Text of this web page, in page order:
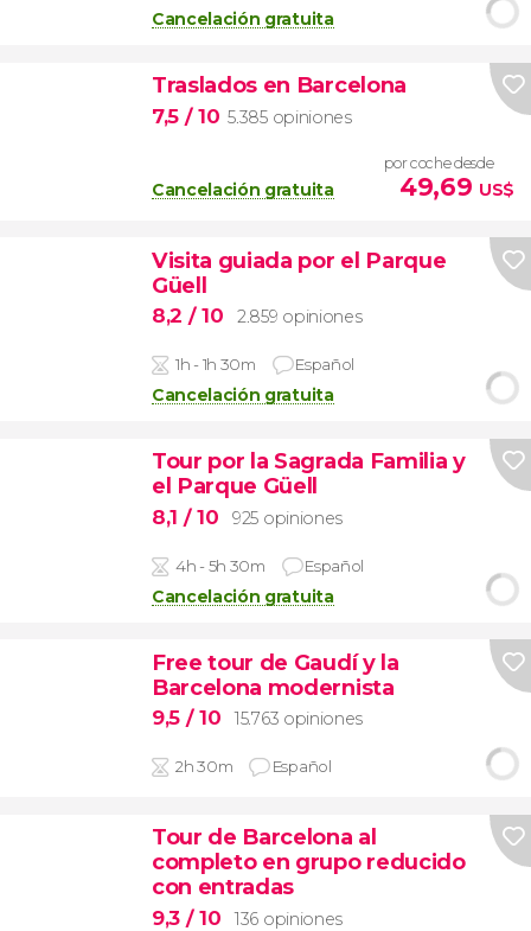
Cancelación gratuita
Traslados en Barcelona
7,5 / 10 5.385 opiniones
Cancelación gratuita
por coche desde
49,69 US$
Visita guiada por el Parque
Güell
8,2 / 10 2.859 opiniones
1h - 1h 30m Español
Cancelación gratuita
Tour por la Sagrada Familia y
el Parque Güell
8,1 / 10 925 opiniones
4h - 5h 30m Español
Cancelación gratuita
Free tour de Gaudí y la
Barcelona modernista
9,5 / 10 15.763 opiniones
2h 30m Español
Tour de Barcelona al
completo en grupo reducido
con entradas
9,3 / 10 136 opiniones